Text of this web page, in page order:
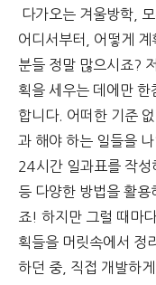
다가오는​ 겨울방학,
어디서부터, 어떻게
분들 정말 많으시죠?
획을 세우는 데에만
합니다. 어떠한 기준
과 해야 하는 일들을
24시간 일과표를 작성
등 다양한 방법을 활용
죠! 하지만 그럴 때마
획들을 머릿속에서 정
하던 중, 직접 개발하